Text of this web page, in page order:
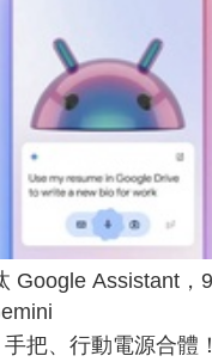
Google Assistant，
手把、行動電源合體